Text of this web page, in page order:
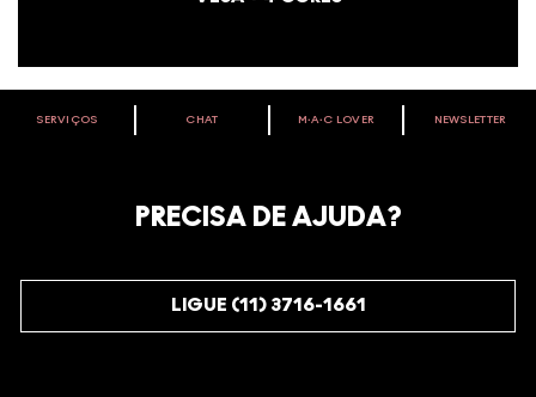
VOCÊ É M·A·C LOVER?
começando com 10% de desconto na sua próxima compra.
SERVIÇOS CHAT M∙A∙C LOVER NEWSLETTER
PRECISA DE AJUDA?
LIGUE (11) 3716-1661